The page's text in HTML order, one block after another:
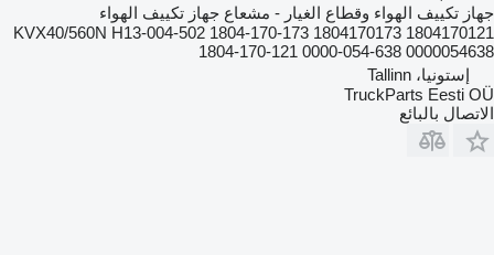
جهاز تكييف الهواء وقطاع الغيار - مشعاع جهاز تكييف الهواء
KVX40/560N H13-004-502 1804-170-173 1804170173 1804170121
1804-170-121 0000-054-638 0000054638
إستونيا، Tallinn
TruckParts Eesti OÜ
الاتصال بالبائع